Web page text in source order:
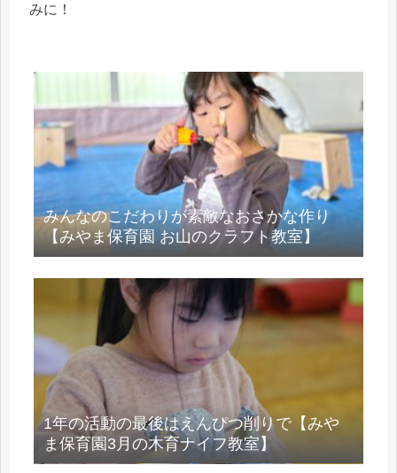
みに！
みんなのこだわりが素敵なおさかな作り
【みやま保育園 お山のクラフト教室】
1年の活動の最後はえんぴつ削りで【みや
ま保育園3月の木育ナイフ教室】